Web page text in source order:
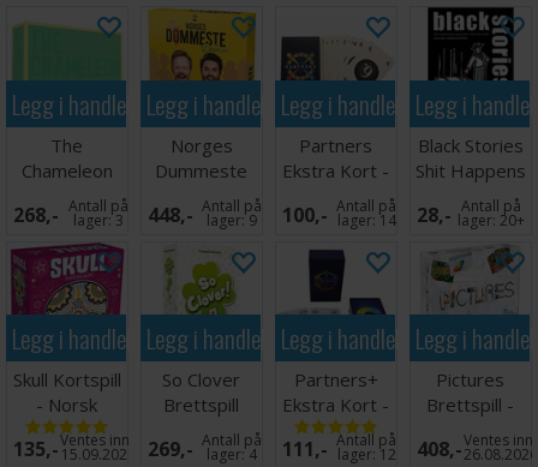
Legg i handlekurven
The
Chameleon
Brettspill
268,- Antall på
lager:3
Legg i handlekurven
Norges
Dummeste
Deluxe
Brettspill
448,- Antall på
lager:9
Legg i handlekurven
Partners
Ekstra Kort -
Norsk
100,- Antall på
lager: 14
Legg i
Black Stories
Shit Happens
Kortspill
28,- Antall på
lager:20+
Legg i handlekurven
Skull Kortspill
- Norsk
utgave
135,-Ventes inn
15.09.2026
Legg i handlekurven
So Clover
Brettspill
269,- Antall på
lager:4
Legg i handlekurven
Partners+
Ekstra Kort -
Norsk
111,- Antall på
lager: 12
Legg i
Pictures
Brettspill -
Norsk
408,-Ventes inn
26.08.2026